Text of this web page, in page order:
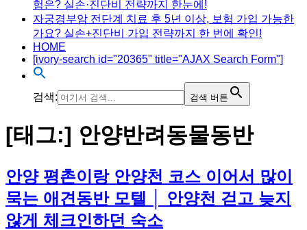
험은? 실손·진단비 전략까지 한눈에!
자궁경부암 전단계 치료 후 5년 이상, 보험 가입 가능한
가요? 실손+진단비 가입 전략까지 한 번에 확인!
HOME
[ivory-search id="20365" title="AJAX Search Form"]
검색: 검색 버튼
[태그:] 안양반려동물동반
안양 평촌이랑 안양천 코스 이어서 많이
묵는 애견동반 모텔 │ 안양천 걷고 늦지
않게 체크인하던 숙소